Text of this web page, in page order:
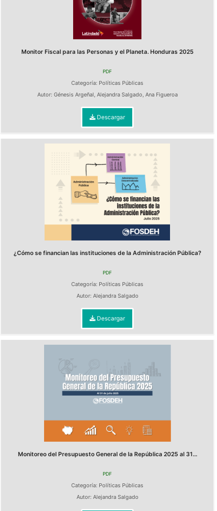
Monitor Fiscal para las Personas y el Planeta. Honduras 2025
PDF
Categoría: Políticas Públicas
Autor: Génesis Argeñal, Alejandra Salgado, Ana Figueroa
Descargar
¿Cómo se financian las instituciones de la Administración Pública?
PDF
Categoría: Políticas Públicas
Autor: Alejandra Salgado
Descargar
Monitoreo del Presupuesto General de la República 2025 al 31...
PDF
Categoría: Políticas Públicas
Autor: Alejandra Salgado